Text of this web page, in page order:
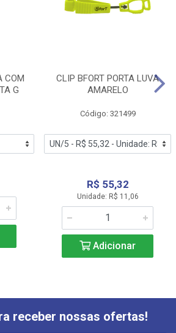
COM
G
CLIP BFORT PORTA LUVA
AMARELO
Código: 321499
R$ 55,32
Unidade: R$ 11,06
Adicionar
receber nossas ofertas!